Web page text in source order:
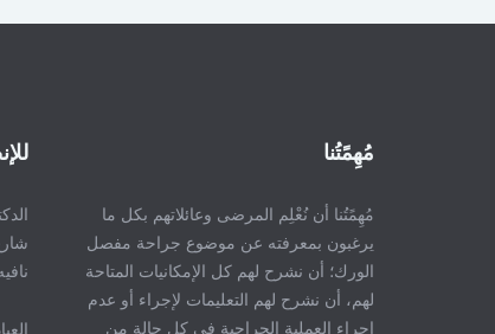
مُهِمًتُنا
مُهِمًتُنا أن نُعْلِم المرضى وعائلاتهم بكل ما
يرغبون بمعرفته عن موضوع جراحة مفصل
الورك؛ أن نشرح لهم كل الإمكانيات المتاحة
لهم، أن نشرح لهم التعليمات لإجراء أو عدم
إجراء العملية الجراحية في كل حالة من
شارع
العيادة: